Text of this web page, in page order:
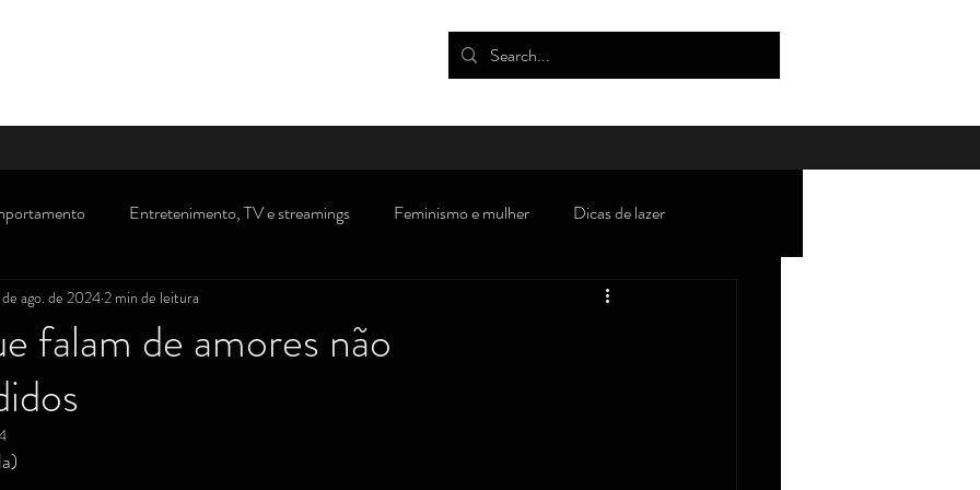
Entretenimento, TV e streamings Feminismo e mulher Dicas de lazer
Dicas, receitas e gastronomia Saúde/moda/tendências/beleza/estilo
Novidades/ debates sobre Direito
falam de amores não
ago. de 20242 min de leitura